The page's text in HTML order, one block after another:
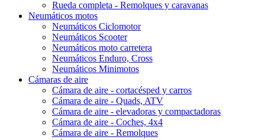
Rueda completa - Remolques y caravanas
Neumáticos motos
Neumáticos Ciclomotor
Neumáticos Scooter
Neumáticos moto carretera
Neumáticos Enduro, Cross
Neumáticos Minimotos
Cámaras de aire
Cámara de aire - cortacésped y carros
Cámara de aire - Quads, ATV
Cámara de aire - elevadoras y compactadoras
Cámara de aire - Coches, 4x4
Cámara de aire - Remolques